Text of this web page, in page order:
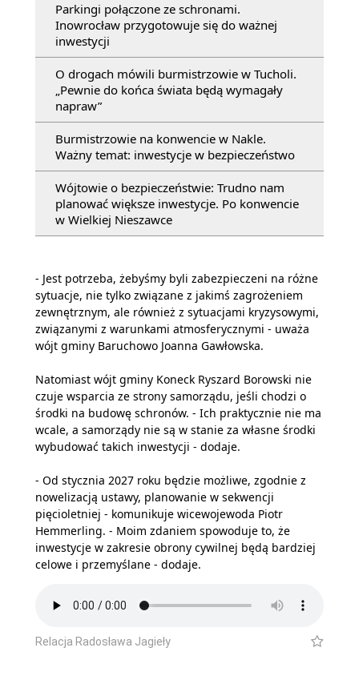
Parkingi połączone ze schronami.
Inowrocław przygotowuje się do ważnej
inwestycji
O drogach mówili burmistrzowie w Tucholi.
„Pewnie do końca świata będą wymagały
napraw”
Burmistrzowie na konwencie w Nakle.
Ważny temat: inwestycje w bezpieczeństwo
Wójtowie o bezpieczeństwie: Trudno nam
planować większe inwestycje. Po konwencie
w Wielkiej Nieszawce
- Jest potrzeba, żebyśmy byli zabezpieczeni na różne
sytuacje, nie tylko związane z jakimś zagrożeniem
zewnętrznym, ale również z sytuacjami kryzysowymi,
związanymi z warunkami atmosferycznymi - uważa
wójt gminy Baruchowo Joanna Gawłowska.
Natomiast wójt gminy Koneck Ryszard Borowski nie
czuje wsparcia ze strony samorządu, jeśli chodzi o
środki na budowę schronów. - Ich praktycznie nie ma
wcale, a samorządy nie są w stanie za własne środki
wybudować takich inwestycji - dodaje.
- Od stycznia 2027 roku będzie możliwe, zgodnie z
nowelizacją ustawy, planowanie w sekwencji
pięcioletniej - komunikuje wicewojewoda Piotr
Hemmerling. - Moim zdaniem spowoduje to, że
inwestycje w zakresie obrony cywilnej będą bardziej
celowe i przemyślane - dodaje.
Relacja Radosława Jagieły